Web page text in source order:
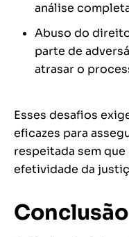
análise
Abuso do
parte de
atrasar o
Esses desafios
eficazes para
respeitada sem
efetividade da
Conclusão